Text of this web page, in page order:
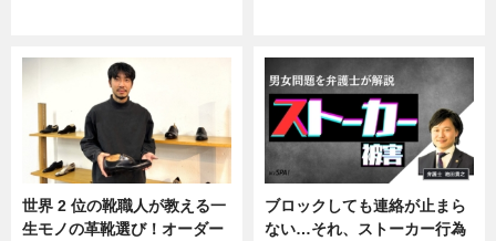
世界 2 位の靴職人が教える一
生モノの革靴選び！オーダー
ブロックしても連絡が止まら
ない…それ、ストーカー行為